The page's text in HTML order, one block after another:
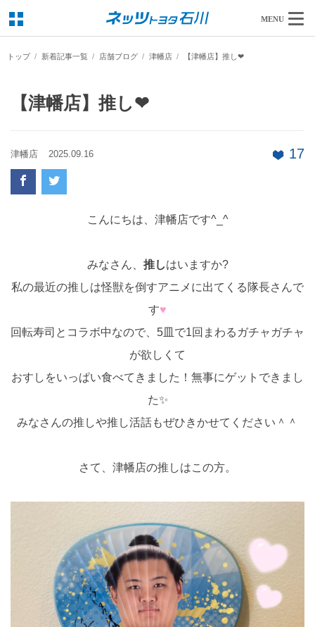
MENU
トップ 新着記事一覧 店舗ブログ 津幡店 【津幡店】推し❤
【津幡店】推し❤
津幡店 2025.09.16 17
こんにちは、津幡店です^_^
みなさん、 推しはいますか?
私の最近の推しは怪獣を倒すアニメに出てくる隊長さんで
す♥
回転寿司とコラボ中なので、5皿で1回まわるガチャガチャ
が欲しくて
おすしをいっぱい食べてきました！無事にゲットできまし
た✨
みなさんの推しや推し活話もぜひきかせてください＾＾
さて、津幡店の推しはこの方。